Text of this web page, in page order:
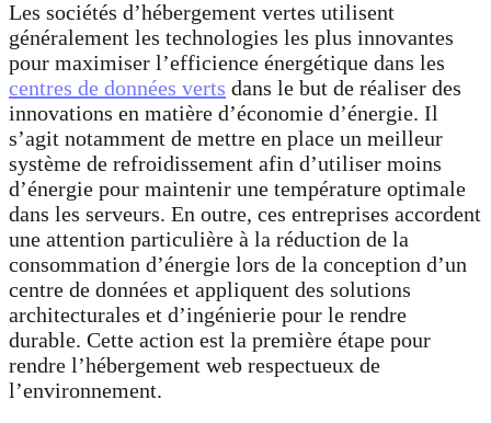
Les sociétés d’hébergement vertes utilisent
généralement les technologies les plus innovantes
pour maximiser l’efficience énergétique dans les
centres de données verts dans le but de réaliser des
innovations en matière d’économie d’énergie. Il
s’agit notamment de mettre en place un meilleur
système de refroidissement afin d’utiliser moins
d’énergie pour maintenir une température optimale
dans les serveurs. En outre, ces entreprises accordent
une attention particulière à la réduction de la
consommation d’énergie lors de la conception d’un
centre de données et appliquent des solutions
architecturales et d’ingénierie pour le rendre
durable. Cette action est la première étape pour
rendre l’hébergement web respectueux de
l’environnement.